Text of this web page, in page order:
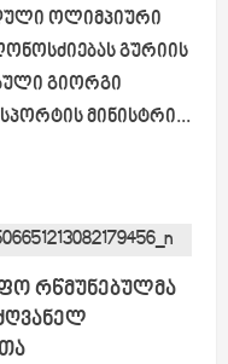
ოლიმპიური
გურიის
გიორგი
მინისტრი...
რწმუნებულმა